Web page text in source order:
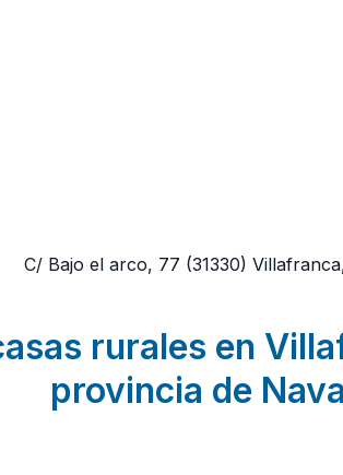
C/ Bajo el arco, 77 (31330)
rurales en
provincia de